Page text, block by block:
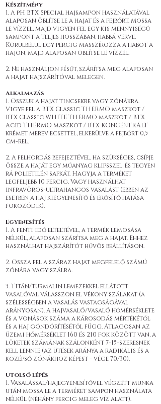
Készítmény
1. A pH BTX Special hajsampon használatával
alaposan öblítse le a hajat és a fejbőrt. Mossa
le vízzel, majd vigyen fel egy kis mennyiségű
sampont a teljes hosszában, habbá verve.
Körülbelül egy percig masszírozza a habot a
hajon, majd alaposan öblítse le vízzel.
2. Ne használjon fésűt, szárítsa meg alaposan
a hajat hajszárítóval melegen.
Alkalmazás
1. Osszuk a hajat tincsekre vagy zónákra.
Vigye fel a BTX Classic THERMO maszkot /
BTX Classic WHITE THERMO maszkot / BTX
Acid THERMO maszkot / BTX KONCENTRÁLT
krémet merev ecsettel, elkerülve a fejbőrt 0,5
cm-rel.
2. A felhordás befejeztével, ha szükséges, csípje
össze a haját egy műanyag klipsszel, és tegyen
rá polietilén sapkát. Hagyja a terméket
legfeljebb 10 percig. Vagy használhat
infravörös-ultrahangos vasalást (ebben az
esetben a haj kiegyenesítő és erősítő hatása
fokozódik).
Egyenesítés
1. A fenti idő elteltével, a termék lemosása
nélkül, alaposan szárítsa meg a hajat. Ehhez
használhat hajszárítót hűvös beállításon.
2. Ossza fel a száraz hajat megfelelő számú
zónára vagy szálra.
3. Titán/turmalin lemezekkel ellátott
vasalóval válasszon el vékony szálakat (a
szélességben a vasalás vastagságával
arányosan). A hajvasaló/vasaló hőmérséklete
és a vonások száma a károsodás mértékétől
és a haj göndörítésétől függ. Átlagosan az
üzemi hőmérséklet 160 és 210 fok között van, a
löketek számának szálonként 7-15-szeresnek
kell lennie (az ütések aránya a radikális és a
középső zónákhoz képest - vége 70/30).
Utolsó lépés
1. Vasalással/hajegyenesítővel végzett munka
után mossa le a terméket sampon használata
nélkül (néhány percig meleg víz alatt).